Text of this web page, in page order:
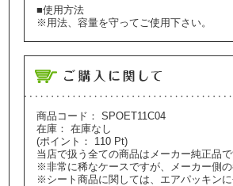
■使用方法
※用法、容量を守ってご使用下さい。
商品コード： SPOET11C04
在庫： 在庫なし
(ポイント： 110 Pt)
当店で扱う全ての商品はメーカー純正品
※非常に稀なケースですが、メーカー側
※シート商品に関しては、エアパッキン